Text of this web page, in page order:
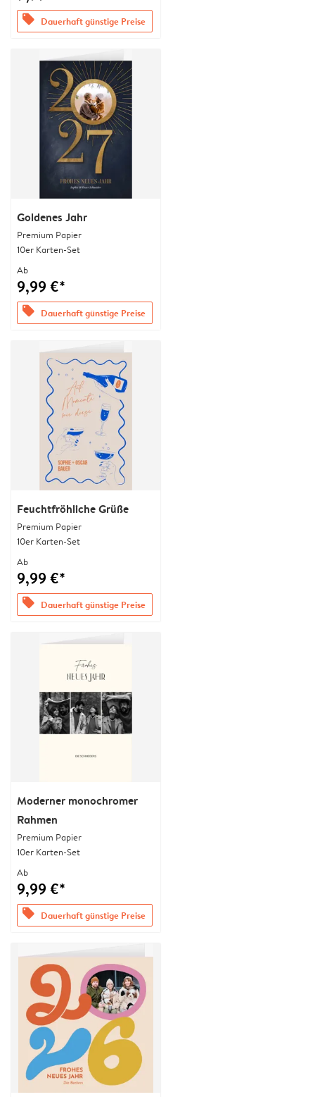
offers Dauerhaft günstige Preise
Goldenes Jahr
Premium Papier
10er Karten-Set
Ab
9,99 €*
offers Dauerhaft günstige Preise
Feuchtfröhliche Grüße
Premium Papier
10er Karten-Set
Ab
9,99 €*
offers Dauerhaft günstige Preise
Moderner monochromer
Rahmen
Premium Papier
10er Karten-Set
Ab
9,99 €*
offers Dauerhaft günstige Preise